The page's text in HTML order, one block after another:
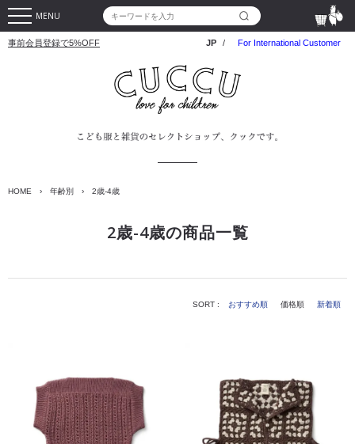
MENU
事前会員登録で5%OFF JP / For International Customer
HOME › 年齢別 › 2歳-4歳
2歳-4歳の商品一覧
SORT : おすすめ順 価格順 新着順